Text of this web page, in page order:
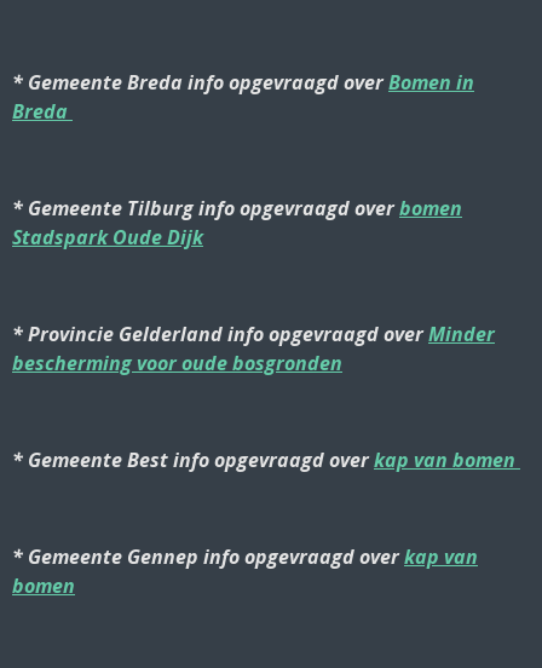
* Gemeente Breda info opgevraagd overBomen in
Breda
* Gemeente Tilburg info opgevraagd overbomen
Stadspark Oude Dijk
* Provincie Gelderland info opgevraagd overMinder
bescherming voor oude bosgronden
* Gemeente Best info opgevraagd overkap van bomen
* Gemeente Gennep info opgevraagd overkap van
bomen